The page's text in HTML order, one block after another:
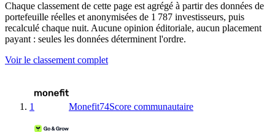
Chaque classement de cette page est agrégé à partir des données de
portefeuille réelles et anonymisées de 1 787 investisseurs, puis
recalculé chaque nuit. Aucune opinion éditoriale, aucun placement
payant : seules les données déterminent l'ordre.
Voir le classement complet
1 Monefit74Score communautaire